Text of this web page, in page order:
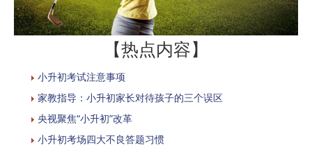
【热点内容】
小升初考试注意事项
家教指导：小升初家长对待孩子的三个误区
央视聚焦“小升初”改革
小升初考场四大不良答题习惯